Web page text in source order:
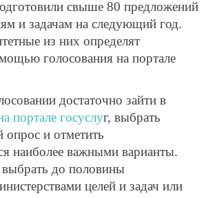
свыше 80 предложений
и задачам на следующий год.
из них определят
голосования на портале
достаточно зайти в
портале госуслуг, выбрать
опрос и отметить
наиболее важными варианты.
до половины
целей и задач или